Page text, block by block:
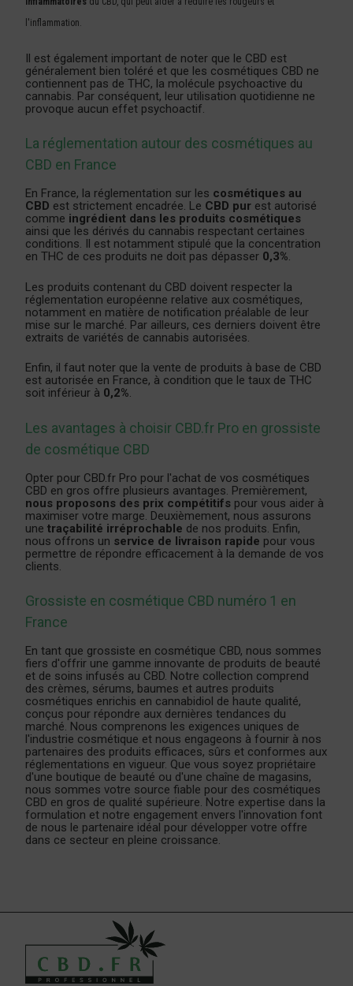
l'inflammation.
Il est également important de noter que le CBD est
généralement bien toléré et que les cosmétiques CBD ne
contiennent pas de THC, la molécule psychoactive du
cannabis. Par conséquent, leur utilisation quotidienne ne
provoque aucun effet psychoactif.
La réglementation autour des cosmétiques au
CBD en France
En France, la réglementation sur les cosmétiques au
CBD est strictement encadrée. Le CBD pur est autorisé
comme ingrédient dans les produits cosmétiques
ainsi que les dérivés du cannabis respectant certaines
conditions. Il est notamment stipulé que la concentration
en THC de ces produits ne doit pas dépasser 0,3%.
Les produits contenant du CBD doivent respecter la
réglementation européenne relative aux cosmétiques,
notamment en matière de notification préalable de leur
mise sur le marché. Par ailleurs, ces derniers doivent être
extraits de variétés de cannabis autorisées.
Enfin, il faut noter que la vente de produits à base de CBD
est autorisée en France, à condition que le taux de THC
soit inférieur à 0,2%.
Les avantages à choisir CBD.fr Pro en grossiste
de cosmétique CBD
Opter pour CBD.fr Pro pour l'achat de vos cosmétiques
CBD en gros offre plusieurs avantages. Premièrement,
nous proposons des prix compétitifs pour vous aider à
maximiser votre marge. Deuxièmement, nous assurons
unetraçabilité irréprochable de nos produits. Enfin,
nous offrons un service de livraison rapide pour vous
permettre de répondre efficacement à la demande de vos
clients.
Grossiste en cosmétique CBD numéro 1 en
France
En tant que grossiste en cosmétique CBD, nous sommes
fiers d'offrir une gamme innovante de produits de beauté
et de soins infusés au CBD. Notre collection comprend
des crèmes, sérums, baumes et autres produits
cosmétiques enrichis en cannabidiol de haute qualité,
conçus pour répondre aux dernières tendances du
marché. Nous comprenons les exigences uniques de
l'industrie cosmétique et nous engageons à fournir à nos
partenaires des produits efficaces, sûrs et conformes aux
réglementations en vigueur. Que vous soyez propriétaire
d'une boutique de beauté ou d'une chaîne de magasins,
nous sommes votre source fiable pour des cosmétiques
CBD en gros de qualité supérieure. Notre expertise dans la
formulation et notre engagement envers l'innovation font
de nous le partenaire idéal pour développer votre offre
dans ce secteur en pleine croissance.